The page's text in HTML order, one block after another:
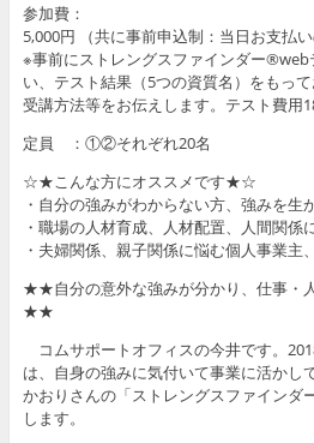
参加費：
5,000円 （共に事前申込制：当日お支払い
※事前にストレングスファインダー®web
い、テスト結果（5つの資質名）をもっ
受講方法等をお伝えします。テスト費用
定員 ：①②それぞれ20名
☆★こんな方にオススメです★☆
・自分の強みがわからない方、強みを生
・職場の人材育成、人材配置、人間関係
・夫婦関係、親子関係に悩む個人事業主
★★自分の意外な強みが分かり、仕事・
★★
コムサポートオフィスの今井です。
は、自身の強みに気付いて事業に活かし
かおりさんの「ストレングスファインダ
します。